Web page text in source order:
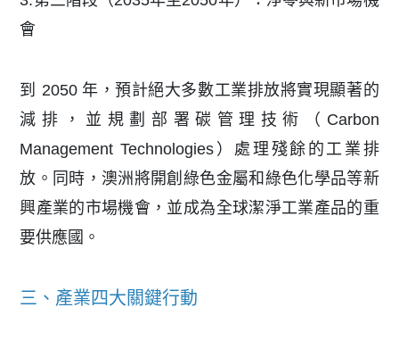
會
到 2050 年，預計絕大多數工業排放將實現顯著的
減排，並規劃部署碳管理技術（Carbon
Management Technologies）處理殘餘的工業排
放。同時，澳洲將開創綠色金屬和綠色化學品等新
興產業的市場機會，並成為全球潔淨工業產品的重
要供應國。
三、產業四大關鍵行動